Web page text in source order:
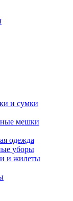
и сумки
мешки
одежда
уборы
и жилеты